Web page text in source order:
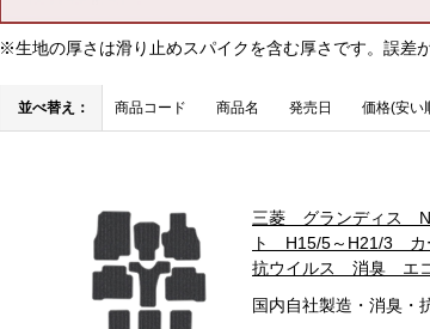
※生地の厚さは滑り止めスパイクを含む厚さです。誤差
並べ替え： 商品コード 商品名 発売日 価格(安い
三菱 グランディス
ト H15/5～H21/3
抗ウイルス 消臭 エ
国内自社製造・消臭・